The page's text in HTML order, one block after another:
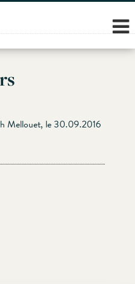
Mellouet, le 30.09.2016